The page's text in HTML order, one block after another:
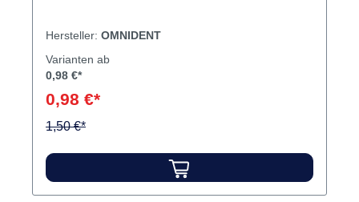
Hersteller: OMNIDENT
Varianten ab
0,98 €*
0,98 €*
1,50 €*